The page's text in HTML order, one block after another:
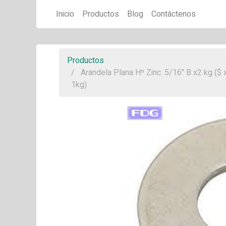
Inicio Productos Blog Contáctenos
Productos
Arandela Plana Hº Zinc. 5/16" B x2 kg ($
1kg)